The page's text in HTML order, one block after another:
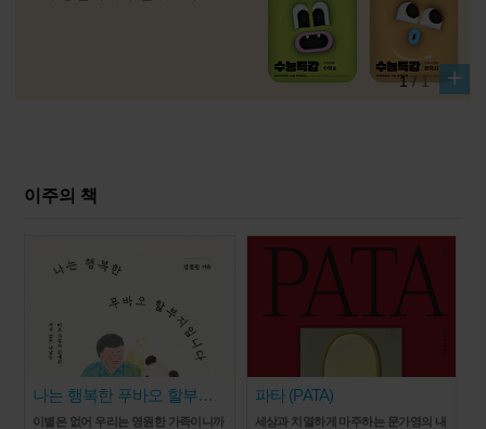
1/1 +
이주의 책
나는 행복한 푸바오 할부지
입니다
이별은 없어 우리는 영원한 가족이니까
파타 (PATA)
세상과 치열하게 마주하는 문가영의 내